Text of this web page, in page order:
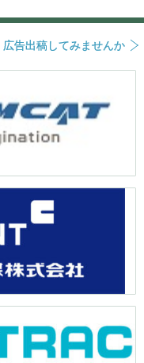
広告出稿してみませんか